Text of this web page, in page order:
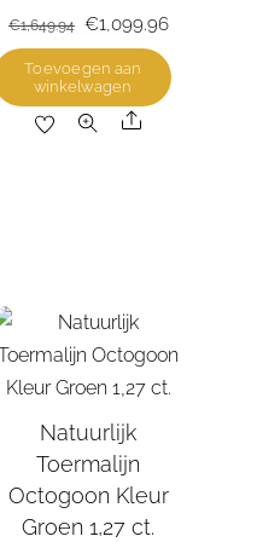
€1,649.94 Oorspronkelijke
was:
€1,649.94.
€1,099.96Huidige
is:
Toevoegen aan
winkelwagen
Share
Natuurlijk
Toermalijn
Octogoon Kleur
Groen 1,27 ct.